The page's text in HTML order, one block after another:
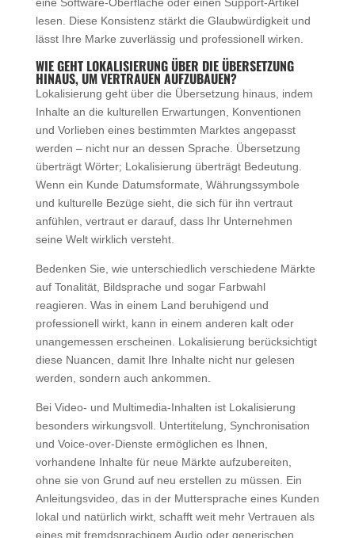
lesen. Diese Konsistenz stärkt die Glaubwürdigkeit und
lässt Ihre Marke zuverlässig und professionell wirken.
WIE GEHT LOKALISIERUNG ÜBER DIE ÜBERSETZUNG
HINAUS, UM VERTRAUEN AUFZUBAUEN?
Lokalisierung geht über die Übersetzung hinaus, indem
Inhalte an die kulturellen Erwartungen, Konventionen
und Vorlieben eines bestimmten Marktes angepasst
werden – nicht nur an dessen Sprache. Übersetzung
überträgt Wörter; Lokalisierung überträgt Bedeutung.
Wenn ein Kunde Datumsformate, Währungssymbole
und kulturelle Bezüge sieht, die sich für ihn vertraut
anfühlen, vertraut er darauf, dass Ihr Unternehmen
seine Welt wirklich versteht.
Bedenken Sie, wie unterschiedlich verschiedene Märkte
auf Tonalität, Bildsprache und sogar Farbwahl
reagieren. Was in einem Land beruhigend und
professionell wirkt, kann in einem anderen kalt oder
unangemessen erscheinen. Lokalisierung berücksichtigt
diese Nuancen, damit Ihre Inhalte nicht nur gelesen
werden, sondern auch ankommen.
Bei Video- und Multimedia-Inhalten ist Lokalisierung
besonders wirkungsvoll. Untertitelung, Synchronisation
und Voice-over-Dienste ermöglichen es Ihnen,
vorhandene Inhalte für neue Märkte aufzubereiten,
ohne sie von Grund auf neu erstellen zu müssen. Ein
Anleitungsvideo, das in der Muttersprache eines Kunden
lokal und natürlich wirkt, schafft weit mehr Vertrauen als
eines mit fremdsprachigem Audio oder generischen